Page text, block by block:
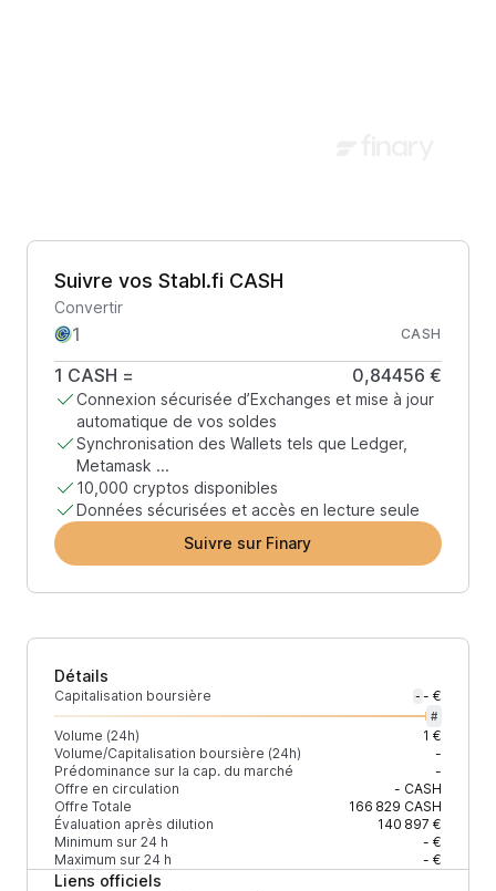
Suivre vos Stabl.fi CASH
Convertir
CASH
1 CASH = 0,84456 €
Connexion sécurisée d’Exchanges et mise à jour
automatique de vos soldes
Synchronisation des Wallets tels que Ledger,
Metamask ...
10,000 cryptos disponibles
Données sécurisées et accès en lecture seule
Suivre sur Finary
Détails
Capitalisation boursière - - €
#
Volume (24h)
1 €
Volume/Capitalisation boursière (24h)
-
Prédominance sur la cap. du marché
-
Offre en circulation
- CASH
Offre Totale
166 829 CASH
Évaluation après dilution
140 897 €
Minimum sur 24 h
- €
Maximum sur 24 h
- €
Liens officiels